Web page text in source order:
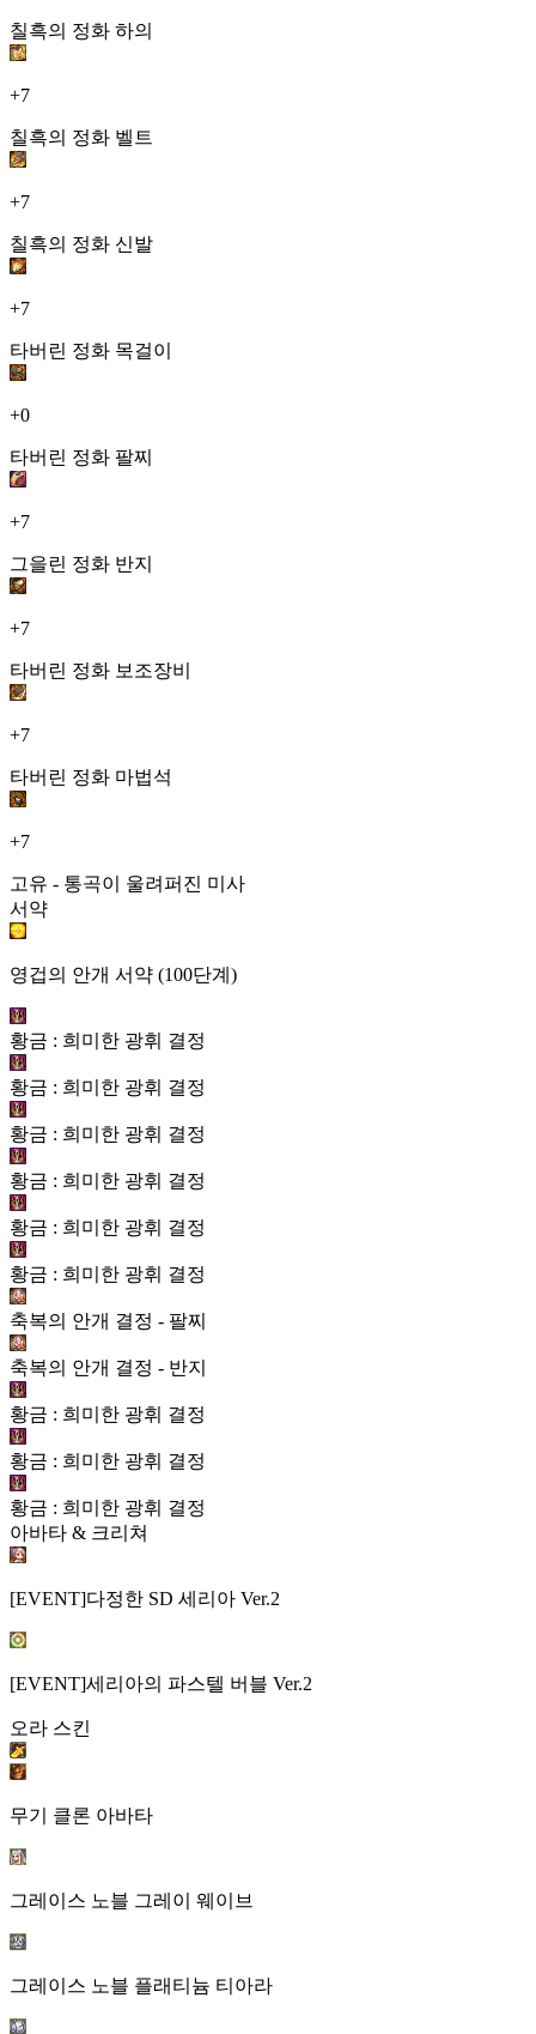
칠흑의 정화 하의
+7
칠흑의 정화 벨트
+7
칠흑의 정화 신발
+7
타버린 정화 목걸이
+0
타버린 정화 팔찌
+7
그을린 정화 반지
+7
타버린 정화 보조장비
+7
타버린 정화 마법석
+7
고유 - 통곡이 울려퍼진 미사
서약
영겁의 안개 서약 (100단계)
황금 : 희미한 광휘 결정
황금 : 희미한 광휘 결정
황금 : 희미한 광휘 결정
황금 : 희미한 광휘 결정
황금 : 희미한 광휘 결정
황금 : 희미한 광휘 결정
축복의 안개 결정 - 팔찌
축복의 안개 결정 - 반지
황금 : 희미한 광휘 결정
황금 : 희미한 광휘 결정
황금 : 희미한 광휘 결정
아바타 & 크리쳐
[EVENT]다정한 SD 세리아 Ver.2
[EVENT]세리아의 파스텔 버블 Ver.2
오라 스킨
무기 클론 아바타
그레이스 노블 그레이 웨이브
그레이스 노블 플래티늄 티아라